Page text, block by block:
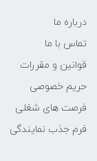
درباره ما
تماس با ما
قوانین و مقررات
حریم خصوصی
فرصت های شغلی
فرم جذب نمایندگی